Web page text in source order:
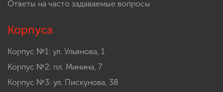
Ответы на часто задаваемые вопросы
Корпуса
Корпус №1: ул. Ульянова, 1
Корпус №2: пл. Минина, 7
Корпус №3: ул. Пискунова, 38